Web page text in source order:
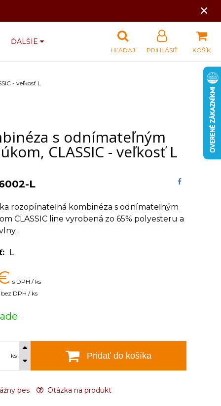
×
ĎALŠIE
KOŠÍK
PRIHLÁSIŤ
HĽADAJ
- veľkosť L
s odnímateľným
CLASSIC - veľkosť L
L
rozopínateľná kombinéza s odnímateľným
CLASSIC line vyrobená zo 65% polyesteru a
L
s DPH / ks
bez DPH / ks
ks Pridať do košíka
pes Otázka na produkt